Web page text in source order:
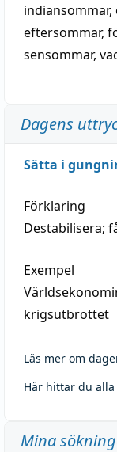
indiansommar,
eftersommar,
sensommar,
Dagens
Sätta i
Förklaring
Destabilisera;
Exempel
krigsutbrottet
Läs mer om
Här hittar du
Mina